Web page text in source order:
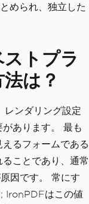
められ、独立した
トプラ
は？
レンダリング設定
あります。 最も
るフォームである
ことであり、通常
因です。 常にす
IronPDFはこの値